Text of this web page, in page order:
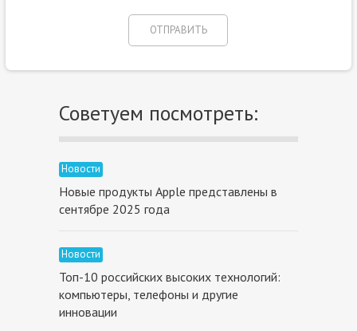
Советуем посмотреть:
Новости
Новые продукты Apple представлены в
сентябре 2025 года
Новости
Топ-10 российских высоких технологий:
компьютеры, телефоны и другие
инновации